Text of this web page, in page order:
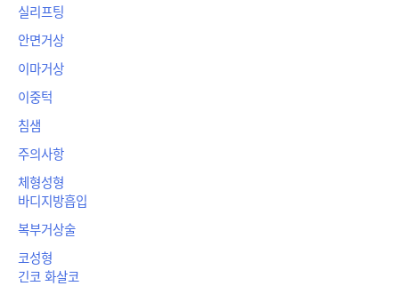
실리프팅
안면거상
이마거상
이중턱
침샘
주의사항
체형성형
바디지방흡입
복부거상술
코성형
긴코 화살코